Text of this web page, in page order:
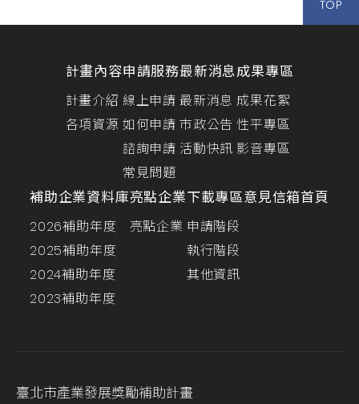
TOP
計畫內容
計畫介紹
各項資源
申請服務
線上申請
如何申請
諮詢申請
常見問題
最新消息
最新消息
市政公告
活動快訊
成果專區
成果花絮
性平專區
影音專區
補助企業資料庫
2026補助年度
2025補助年度
2024補助年度
2023補助年度
亮點企業
亮點企業
下載專區
申請階段
執行階段
其他資訊
意見信箱首頁
臺北市產業發展獎勵補助計畫